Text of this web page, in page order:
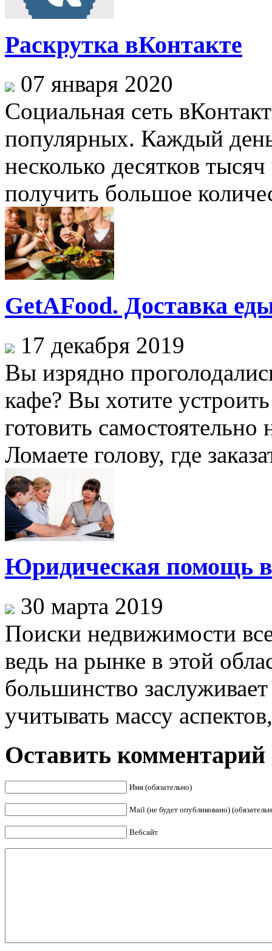
Раскрутка вКонтакте
07 января 2020
Социальная сеть
популярных. Каждый день
несколько десятков
получить большое
GetAFood. Доставка
17 декабря 2019
Вы изрядно
кафе? Вы хотите
готовить
Ломаете голову, где
Юридическая помощь
30 марта 2019
Поиски недвижимости
ведь на рынке в этой
большинство
учитывать массу
Оставить комментарий
Имя (обязательно)
Mail (не будет опубликовано)
Вебсайт